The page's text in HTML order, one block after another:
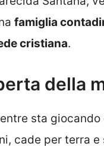
famiglia
cristiana.
della
sta giocando
cade per terra e